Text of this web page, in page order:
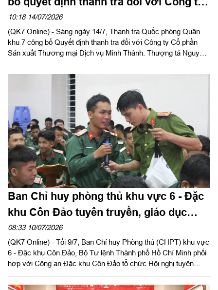
Minh Thành
10:18 14/07/2026
(QK7 Online) - Sáng ngày 14/7, Thanh tra Quốc phòng Quân
khu 7 công bố Quyết định thanh tra đối với Công ty Cổ phần
Sản xuất Thương mại Dịch vụ Minh Thành. Thượng tá Nguyễn
nghị.
Ban Chỉ huy phòng thủ khu vực 6 - Đặc
khu Côn Đảo tuyên truyền, giáo dục
pháp luật cho cán bộ, chiến sĩ
08:33 10/07/2026
(QK7 Online) - Tối 9/7, Ban Chỉ huy Phòng thủ (CHPT) khu vực
6 - Đặc khu Côn Đảo, Bộ Tư lệnh Thành phố Hồ Chí Minh phối
hợp với Công an Đặc khu Côn Đảo tổ chức Hội nghị tuyên
Trung tá Phạm Út Thương, Phó Chính ủy Ban CHPT khu vực 6